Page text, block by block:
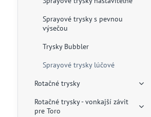
Sprayové trysky s pevnou
výsečou
Trysky Bubbler
Sprayové trysky lúčové
Rotačné trysky
Rotačné trysky - vonkajší závit
pre Toro